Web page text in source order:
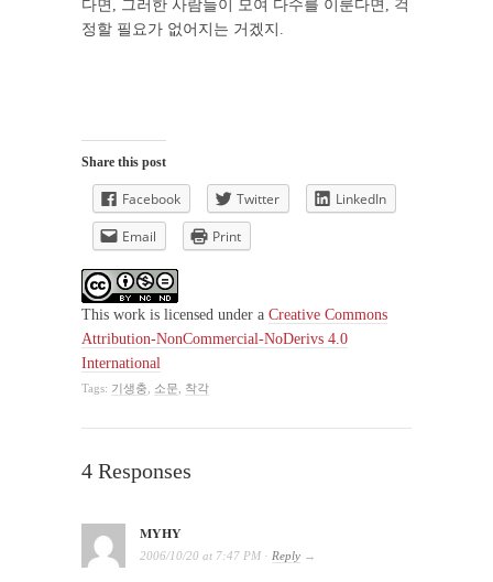
다면, 그러한 사람들이 모여 다수를 이룬다면, 걱
정할 필요가 없어지는 거겠지.
Share this post
Facebook Twitter
LinkedIn
Email
Print
This work is licensed under a Creative Commons
Attribution-NonCommercial-NoDerivs 4.0
International
Tags: 기생충 소문 착각
4 Responses
MYHY
2006/10/20 at 7:47 PM · Reply →